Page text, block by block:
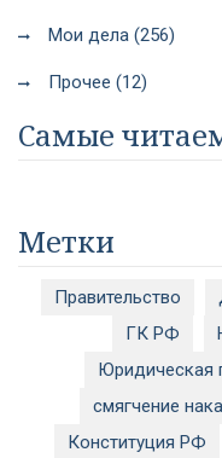
Мои дела (256)
Прочее (12)
Самые
Метки
Правительство
ГК РФ
Юридическая
смягчение
Конституция РФ